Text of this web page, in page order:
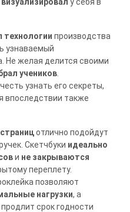
технологии производства
узнаваемый
Не желая делится своими
учеников
узнать его секреты,
впоследствии также
отлично подойдут
Скетчбуки идеально
и не закрываются
переплету.
позволяют
нагрузки, а
срок годности